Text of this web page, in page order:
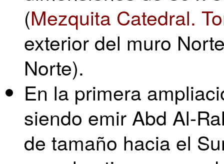
(Mezquita Catedral.
exterior del muro
Norte).
En la primera
siendo emir Abd Al-
de tamaño hacia el